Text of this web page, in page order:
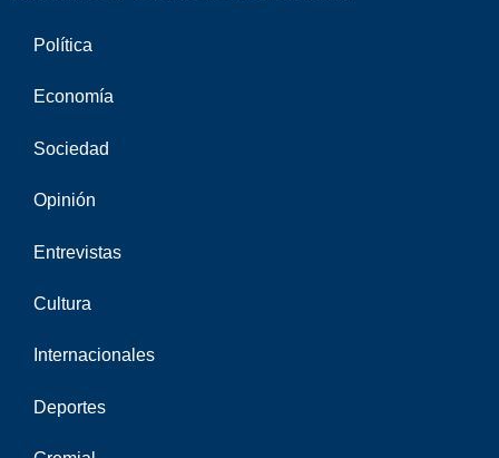
Política
Economía
Sociedad
Opinión
Entrevistas
Cultura
Internacionales
Deportes